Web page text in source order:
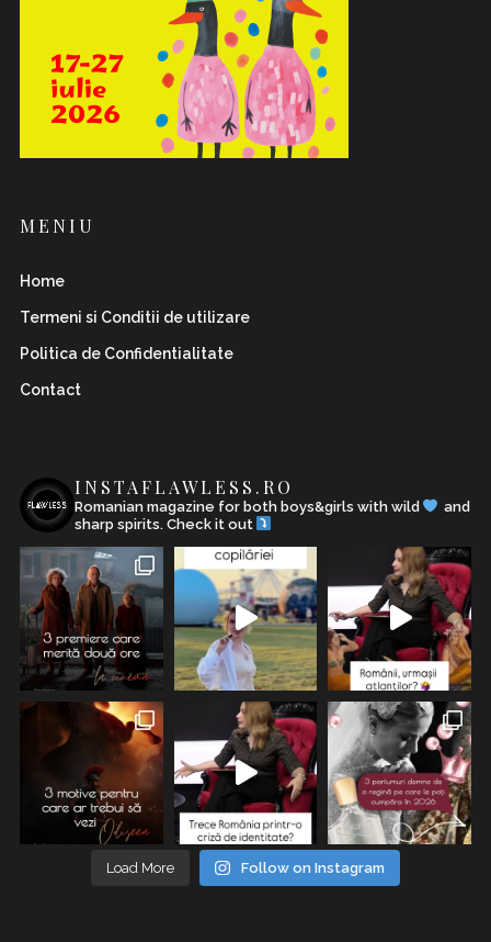
MENIU
Home
Termeni si Conditii de utilizare
Politica de Confidentialitate
Contact
INSTAFLAWLESS.RO
Romanian magazine for both boys&girls with wild
and
sharp spirits. Check it out
Load More Follow on Instagram